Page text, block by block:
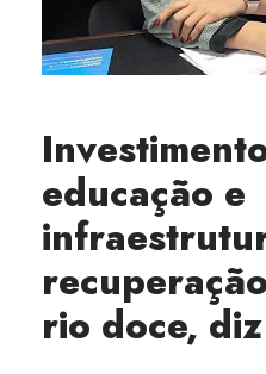
educação e
rio doce,